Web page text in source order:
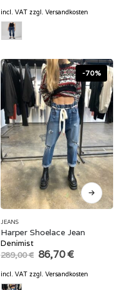
incl. VAT zzgl. Versandkosten
-70%
JEANS
Harper Shoelace Jean
Denimist
289,00€ Original
price
was:
289,00 €.
86,70€Current
is:
incl. VAT zzgl. Versandkosten